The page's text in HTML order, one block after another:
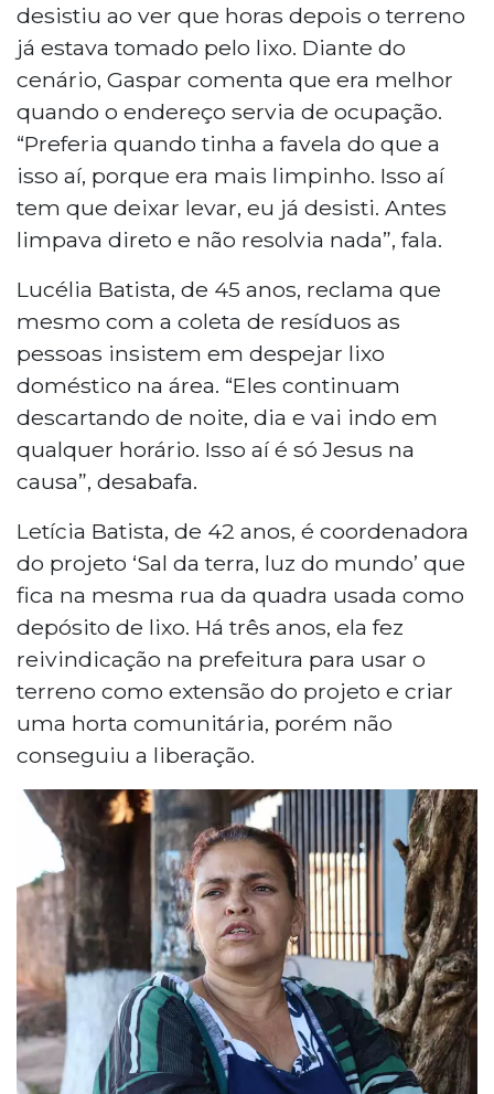
desistiu ao ver que horas depois o terreno
já estava tomado pelo lixo. Diante do
cenário, Gaspar comenta que era melhor
quando o endereço servia de ocupação.
“Preferia quando tinha a favela do que a
isso aí, porque era mais limpinho. Isso aí
tem que deixar levar, eu já desisti. Antes
limpava direto e não resolvia nada”, fala.
Lucélia Batista, de 45 anos, reclama que
mesmo com a coleta de resíduos as
pessoas insistem em despejar lixo
doméstico na área. “Eles continuam
descartando de noite, dia e vai indo em
qualquer horário. Isso aí é só Jesus na
causa”, desabafa.
Letícia Batista, de 42 anos, é coordenadora
do projeto ‘Sal da terra, luz do mundo’ que
fica na mesma rua da quadra usada como
depósito de lixo. Há três anos, ela fez
reivindicação na prefeitura para usar o
terreno como extensão do projeto e criar
uma horta comunitária, porém não
conseguiu a liberação.